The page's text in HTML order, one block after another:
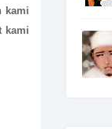
kami
kami